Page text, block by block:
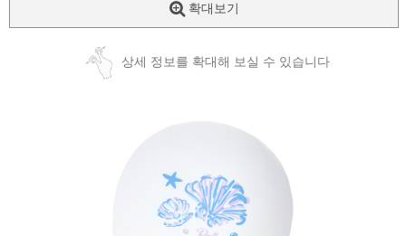
확대보기
상세 정보를 확대해 보실 수 있습니다